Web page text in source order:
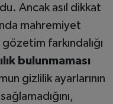
Ancak asıl dikkat
mahremiyet
farkındalığı
bulunmaması
gizlilik ayarlarının